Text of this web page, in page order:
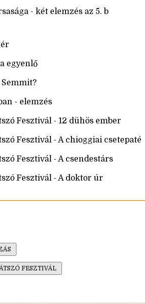
- két elemzés az 5. b
egyenlő
- elemzés
Fesztivál - 12 dühös ember
Fesztivál - A chioggiai csetepaté
Fesztivál - A csendestárs
Fesztivál - A doktor úr
FESZTIVÁL